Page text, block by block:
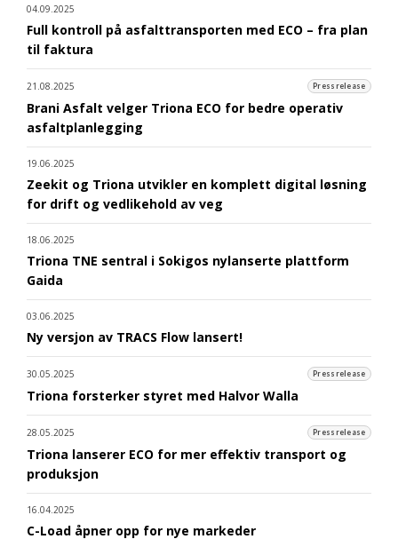
04.09.2025
Full kontroll på asfalttransporten med ECO – fra plan
til faktura
21.08.2025 Pressrelease
Brani Asfalt velger Triona ECO for bedre operativ
asfaltplanlegging
19.06.2025
Zeekit og Triona utvikler en komplett digital løsning
for drift og vedlikehold av veg
18.06.2025
Triona TNE sentral i Sokigos nylanserte plattform
Gaida
03.06.2025
Ny versjon av TRACS Flow lansert!
30.05.2025 Pressrelease
Triona forsterker styret med Halvor Walla
28.05.2025 Pressrelease
Triona lanserer ECO for mer effektiv transport og
produksjon
16.04.2025
C-Load åpner opp for nye markeder